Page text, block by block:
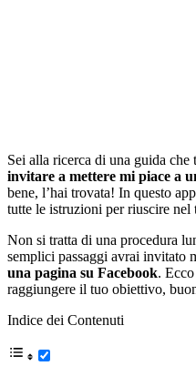
Sei alla ricerca di una guida
invitare a mettere mi piace a
bene, l’hai trovata! In questo
tutte le istruzioni per riuscire nel
Non si tratta di una procedura
semplici passaggi avrai invitato
una pagina su Facebook.
raggiungere il tuo obiettivo,
Indice dei Contenuti